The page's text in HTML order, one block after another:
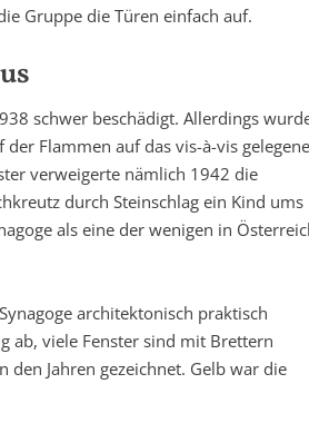
Gruppe die Türen einfach auf.
schwer beschädigt. Allerdings
Flammen auf das vis-à-vis gelegene
verweigerte nämlich 1942 die
durch Steinschlag ein Kind ums
als eine der wenigen in
architektonisch praktisch
ab, viele Fenster sind mit Brettern
Jahren gezeichnet. Gelb war die